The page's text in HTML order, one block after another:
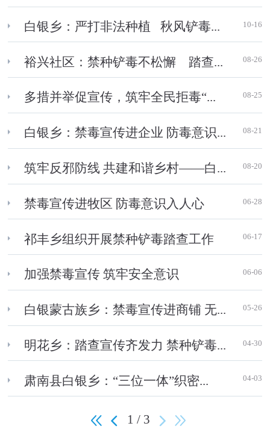
白银乡：严打非法种植 秋风铲毒... 10-16
裕兴社区：禁种铲毒不松懈 踏查... 08-26
多措并举促宣传，筑牢全民拒毒“... 08-25
白银乡：禁毒宣传进企业 防毒意识... 08-21
筑牢反邪防线 共建和谐乡村——白... 08-20
禁毒宣传进牧区 防毒意识入人心 06-28
祁丰乡组织开展禁种铲毒踏查工作 06-17
加强禁毒宣传 筑牢安全意识 06-06
白银蒙古族乡：禁毒宣传进商铺 无... 05-26
明花乡：踏查宣传齐发力 禁种铲毒... 04-30
肃南县白银乡：“三位一体”织密... 04-03
1 / 3